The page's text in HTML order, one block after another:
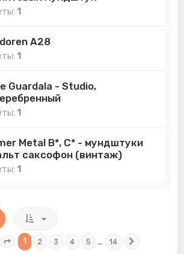
1
A28
1
Guardala - Studio,
1
Metal B*, C* - мундштуки
саксофон (винтаж)
1
Страница 1из 14
1 2 3 4 5 … 14